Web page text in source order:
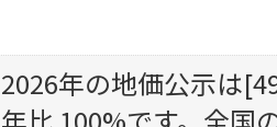
2026年の地価公示は